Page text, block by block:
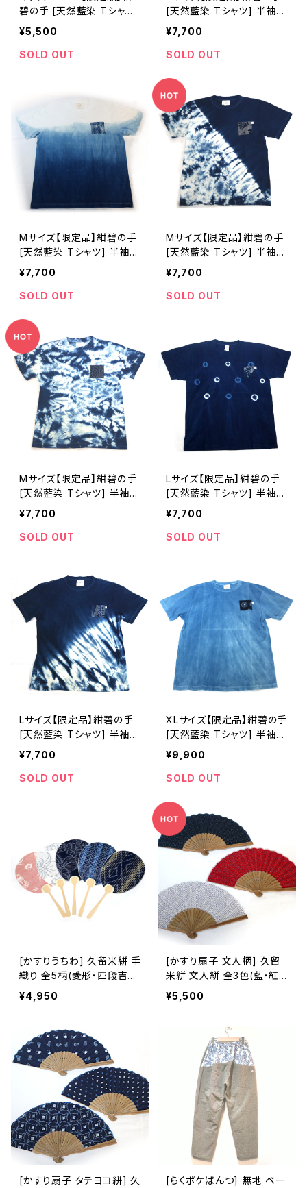
碧の手 [天然藍染 Tシャツ]
子ども用 ※職人手染め
¥5,500
SOLD OUT
[天然藍染 Tシャツ] 半袖
全体染め※職人手染め
¥7,700
SOLD OUT
Mサイズ【限定品】紺碧の手
[天然藍染 Tシャツ] 半袖
グラデーション※職人手染
¥7,700
SOLD OUT
Mサイズ【限定品】紺碧の手
[天然藍染 Tシャツ] 半袖
片側絞り染め(肩から裾) ※
職人手染め
¥7,700
SOLD OUT
Mサイズ【限定品】紺碧の手
[天然藍染 Tシャツ] 半袖
全体絞り染め ※職人手染
¥7,700
SOLD OUT
Lサイズ【限定品】紺碧の手
[天然藍染 Tシャツ] 半袖
※職人手染め
¥7,700
SOLD OUT
Lサイズ【限定品】紺碧の手
[天然藍染 Tシャツ] 半袖
片側絞り染め(左脇から裾)
※職人手染め
¥7,700
SOLD OUT
XLサイズ【限定品】紺碧の手
[天然藍染 Tシャツ] 半袖
全体染め(淡)※職人手染め
¥9,900
SOLD OUT
[かすりうちわ] 久留米絣 手
織り 全5柄(菱形・四段吉
祥/縞柄・花柄・フラガール
柄) 池田絣工房
¥4,950
[かすり扇子 文人柄] 久留
米絣 文人絣 全3色(藍・紅・
白) 池田絣工房 ※桐箱入り
可(別途200円)
¥5,500
[かすり扇子 タテヨコ絣] 久
[らくポケぱんつ] 無地 ベー